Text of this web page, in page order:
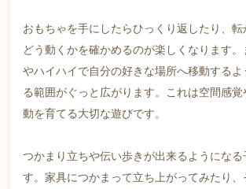
おもちゃを手にしたらひっくり返したり、転
どう動くかを確かめるのが楽しくなります
やハイハイで自分の好きな場所へ移動する
る範囲がぐっと広がります。これは空間感
動を育てる大切な遊びです。
つかまり立ちや伝い歩きが出来るようになる
す。家具につかまって立ち上がってみたり、